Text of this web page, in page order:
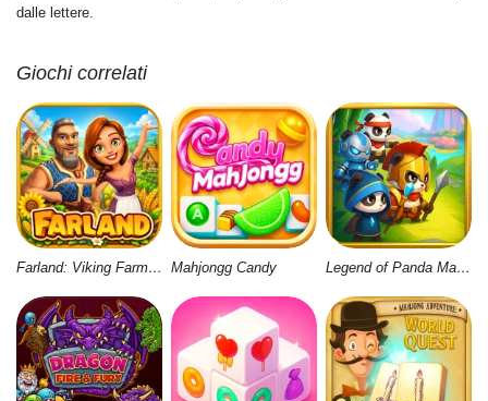
dalle lettere.
Giochi correlati
Farland: Viking Farm Village Mahjongg Candy Legend of Panda Match 3 & Battle